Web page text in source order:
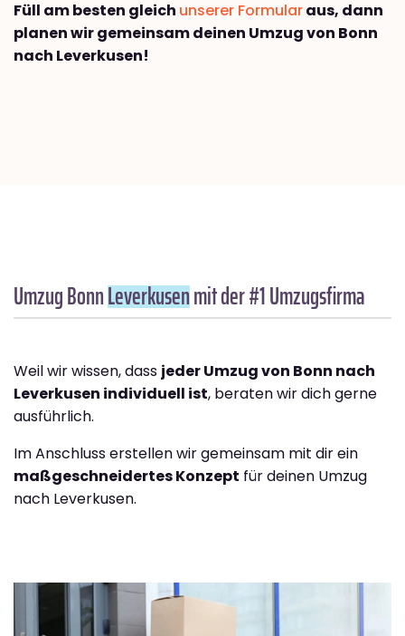
Füll am besten gleich unserer Formularaus, dann
planen wir gemeinsam deinen Umzug von Bonn
nach Leverkusen!
Umzug BonnLeverkusenmit der #1 Umzugsfirma
Weil wir wissen, dass jeder Umzug von Bonn nach
Leverkusen individuell ist, beraten wir dich gerne
ausführlich.
Im Anschluss erstellen wir gemeinsam mit dir ein
maßgeschneidertes Konzept für deinen Umzug
nach Leverkusen.